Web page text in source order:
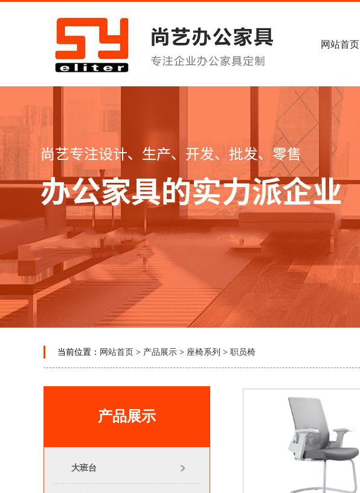
网站首页
当前位置： 网站首页 > 产品展示 > 座椅系列 > 职员椅
产品展示
大班台